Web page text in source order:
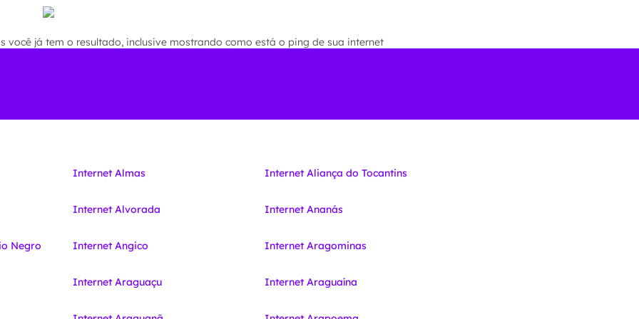
você já tem o resultado, inclusive mostrando como está o ping de sua internet
Internet Almas Internet Aliança do Tocantins
Internet Alvorada Internet Ananás
Negro Internet Angico Internet Aragominas
Internet Araguaçu Internet Araguaína